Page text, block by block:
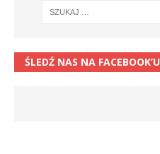
ŚLEDŹ NAS NA FACEBOOK’U